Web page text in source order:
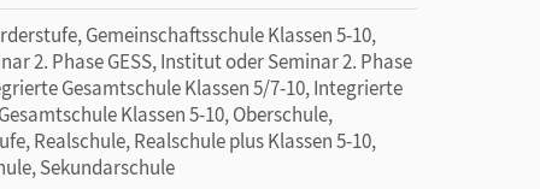
Gemeinschaftsschule Klassen 5-10,
2. Phase GESS, Institut oder Seminar 2. Phase
Gesamtschule Klassen 5/7-10, Integrierte
Klassen 5-10, Oberschule,
Realschule, Realschule plus Klassen 5-10,
Sekundarschule